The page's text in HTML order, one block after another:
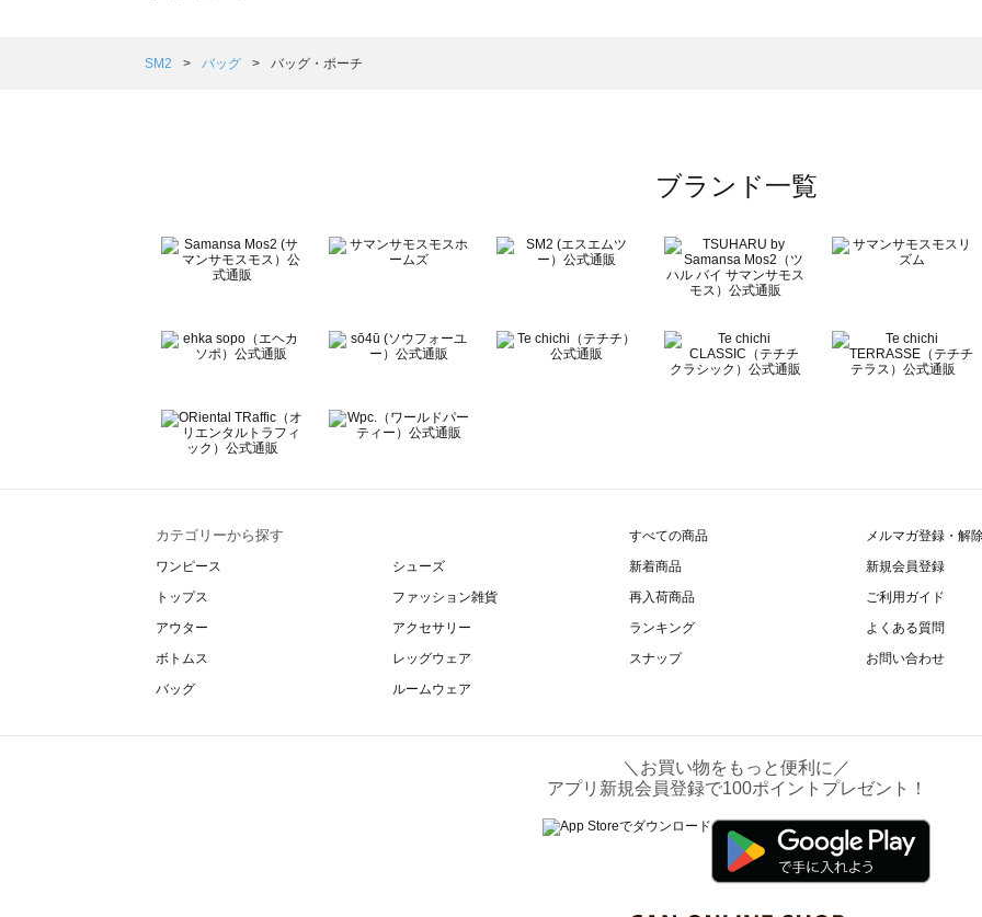
Samansa Mos2 Lagom（サマンサモスモス ラーゴム）のバッグ・ポーチ一覧
BETTY'S BLUE（べティーズブルー）のバッグ・ポーチ一覧
Wpc.（ワールドパーティー）のバッグ・ポーチ一覧
SM2 バッグ バッグ・ポーチ
ブランド一覧
カテゴリーから探す
ワンピース
トップス
アウター
ボトムス
バッグ
シューズ
ファッション雑貨
アクセサリー
レッグウェア
ルームウェア
すべての商品
新着商品
再入荷商品
ランキング
スナップ
メルマガ登録・解
新規会員登録
ご利用ガイド
よくある質問
お問い合わせ
＼お買い物をもっと便利に／
アプリ新規会員登録で100ポイントプレゼント！